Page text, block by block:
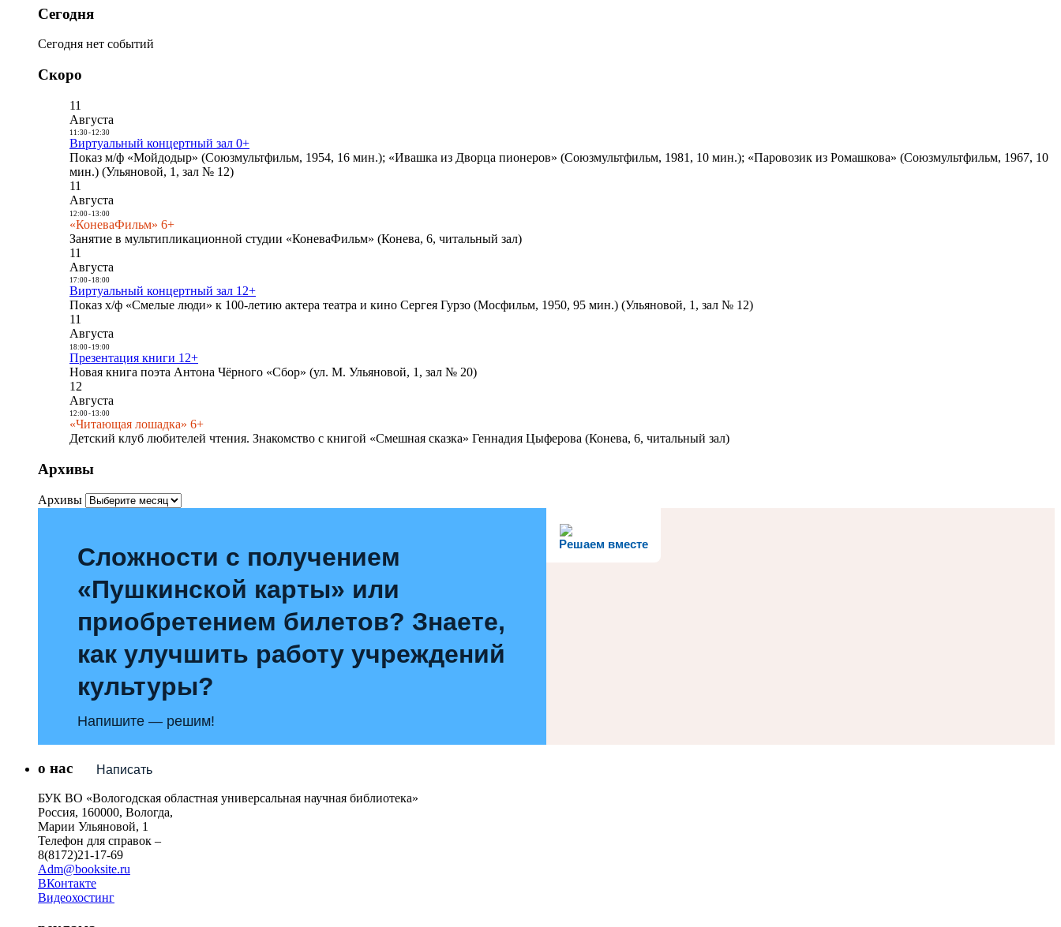
Сегодня
Сегодня нет событий
Скоро
11
Августа
11:30- 12:30
Виртуальный концертный зал 0+
Показ м/ф «Мойдодыр» (Союзмультфильм, 1954, 16 мин.); «Ивашка из Дворца пионеров» (Союзмультфильм, 1981, 10 мин.); «Паровозик из Ромашкова» (Союзмультфильм, 1967, 10
мин.) (Ульяновой, 1, зал № 12)
11
Августа
12:00- 13:00
«КоневаФильм» 6+
Занятие в мультипликационной студии «КоневаФильм» (Конева, 6, читальный зал)
11
Августа
17:00- 18:00
Виртуальный концертный зал 12+
Показ х/ф «Смелые люди» к 100-летию актера театра и кино Сергея Гурзо (Мосфильм, 1950, 95 мин.) (Ульяновой, 1, зал № 12)
11
Августа
18:00- 19:00
Презентация книги 12+
Новая книга поэта Антона Чёрного «Сбор» (ул. М. Ульяновой, 1, зал № 20)
12
Августа
12:00- 13:00
«Читающая лошадка» 6+
Детский клуб любителей чтения. Знакомство с книгой «Смешная сказка» Геннадия Цыферова (Конева, 6, читальный зал)
Архивы
Архивы
Решаем вместе
Сложности с получением
«Пушкинской карты» или
приобретением билетов? Знаете,
как улучшить работу учреждений
культуры?
Напишите — решим!
Написать
о нас
БУК ВО «Вологодская областная универсальная научная библиотека»
Россия, 160000, Вологда,
Марии Ульяновой, 1
Телефон для справок –
8(8172)21-17-69
Adm@booksite.ru
ВКонтакте
Видеохостинг